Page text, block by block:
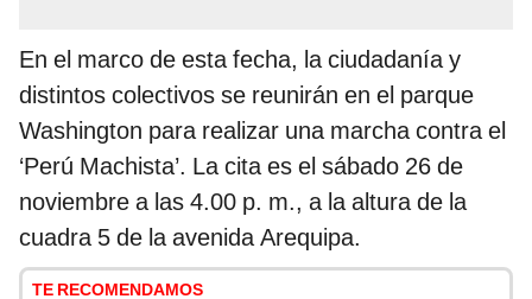
En el marco de esta fecha, la ciudadanía y
distintos colectivos se reunirán en el parque
Washington para realizar una marcha contra el
‘Perú Machista’. La cita es el sábado 26 de
noviembre a las 4.00 p. m., a la altura de la
cuadra 5 de la avenida Arequipa.
TE RECOMENDAMOS